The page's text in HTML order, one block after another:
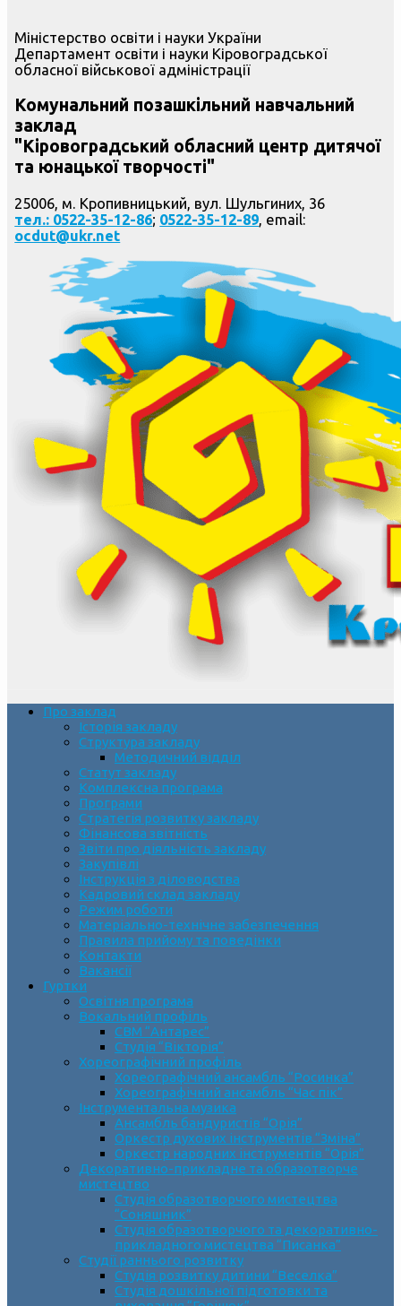
Міністерство освіти і науки України
Департамент освіти і науки Кіровоградської
обласної військової адміністрації
Комунальний позашкільний навчальний
заклад
"Кіровоградський обласний центр дитячої
та юнацької творчості"
25006, м. Кропивницький, вул. Шульгиних, 36
тел.: 0522-35-12-86; 0522-35-12-89, email:
ocdut@ukr.net
Про заклад
Історія закладу
Структура закладу
Методичний відділ
Статут закладу
Комплексна програма
Програми
Стратегія розвитку закладу
Фінансова звітність
Звіти про діяльність закладу
Закупівлі
Інструкція з діловодства
Кадровий склад закладу
Режим роботи
Матеріально-технічне забезпечення
Правила прийому та поведінки
Контакти
Вакансії
Гуртки
Освітня програма
Вокальний профіль
СВМ “Антарес”
Студія “Вікторія”
Хореографічний профіль
Хореографічний ансамбль “Росинка”
Хореографічний ансамбль “Час пік”
Інструментальна музика
Ансамбль бандуристів “Орія”
Оркестр духових інструментів “Зміна”
Оркестр народних інструментів “Орія”
Декоративно-прикладне та образотворче
мистецтво
Cтудія образотворчого мистецтва
“Соняшник”
Студія образотворчого та декоративно-
прикладного мистецтва “Писанка”
Студії раннього розвитку
Студія розвитку дитини “Веселка”
Студія дошкільної підготовки та